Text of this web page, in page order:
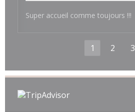
Super accueil comme toujours !!!
1 2 3